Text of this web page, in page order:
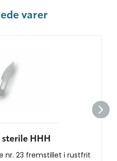
varer
sterile HHH
nr. 23 fremstillet i rustfrit